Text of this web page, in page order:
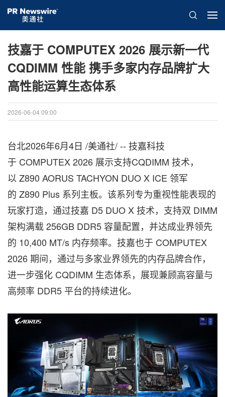
技嘉于 COMPUTEX 2026 展示新一代
CQDIMM 性能 携手多家内存品牌扩大
高性能运算生态体系
2026-06-04 09:00
台北2026年6月4日 /美通社/ -- 技嘉科技
于 COMPUTEX 2026 展示支持CQDIMM 技术，
以 Z890 AORUS TACHYON DUO X ICE 领军
的 Z890 Plus 系列主板。该系列专为重视性能表现的
玩家打造，通过技嘉 D5 DUO X 技术，支持双 DIMM
架构满载 256GB DDR5 容量配置，并达成业界领先
的 10,400 MT/s 内存频率。技嘉也于 COMPUTEX
2026 期间，通过与多家业界领先的内存品牌合作，
进一步强化 CQDIMM 生态体系，展现兼顾高容量与
高频率 DDR5 平台的持续进化。